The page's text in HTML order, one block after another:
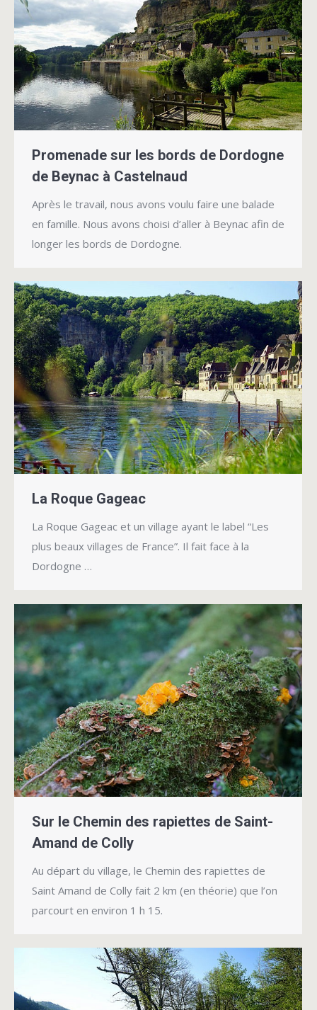
Promenade sur les bords de Dordogne
de Beynac à Castelnaud
Après le travail, nous avons voulu faire une balade
en famille. Nous avons choisi d’aller à Beynac afin de
longer les bords de Dordogne.
La Roque Gageac
La Roque Gageac et un village ayant le label “Les
plus beaux villages de France”. Il fait face à la
Dordogne …
Sur le Chemin des rapiettes de Saint-
Amand de Colly
Au départ du village, le Chemin des rapiettes de
Saint Amand de Colly fait 2 km (en théorie) que l’on
parcourt en environ 1 h 15.